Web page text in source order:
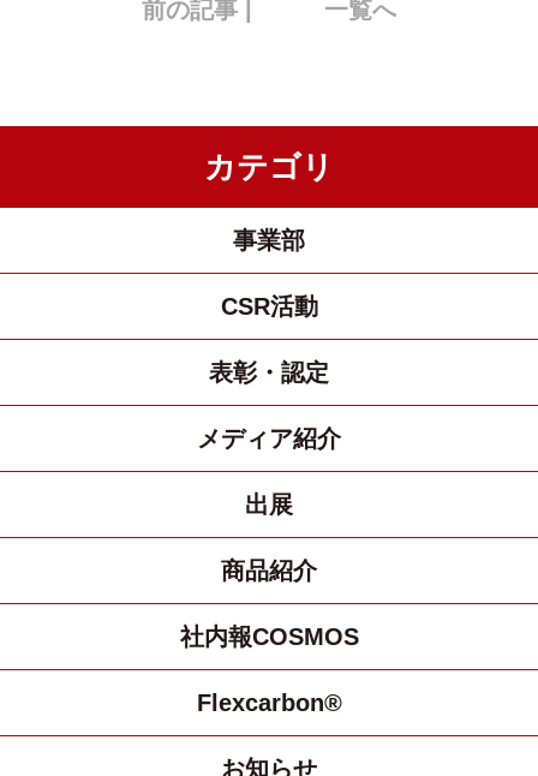
前の記事 | 一覧へ
カテゴリ
事業部
CSR活動
表彰・認定
メディア紹介
出展
商品紹介
社内報COSMOS
Flexcarbon®
お知らせ